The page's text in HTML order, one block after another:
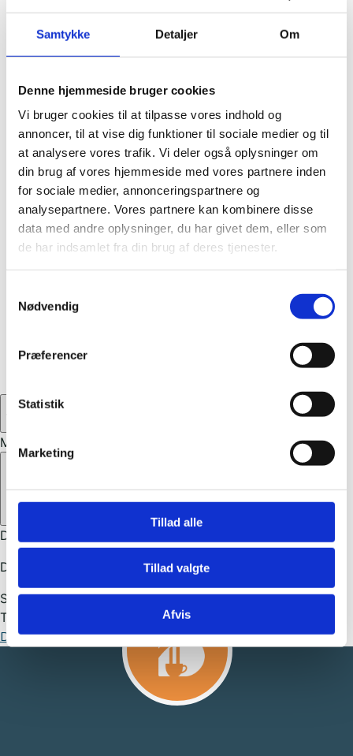
Samtykke Detaljer Om
Denne hjemmeside bruger cookies
Vi bruger cookies til at tilpasse vores indhold og
annoncer, til at vise dig funktioner til sociale medier og til
at analysere vores trafik. Vi deler også oplysninger om
din brug af vores hjemmeside med vores partnere inden
for sociale medier, annonceringspartnere og
analysepartnere. Vores partnere kan kombinere disse
data med andre oplysninger, du har givet dem, eller som
de har indsamlet fra din brug af deres tjenester.
Nødvendig
Præferencer
Statistik
Marketing
Tillad alle
Tillad valgte
Afvis
december 2024
november 2024
juni 2024
Kategorier
Brobygning i hverdagen(3)
Den grønne dialog(3)
Erfaringer fra udlandet(1)
Events(5)
Events(5)
Nyheder
Uncategorized
Min kurv
Din kurv er tom.
Det ser ud til at du ikke har valgt noget endnu.
Subtotal0,00kr.
Total
Din kurv er tom. Køb nu